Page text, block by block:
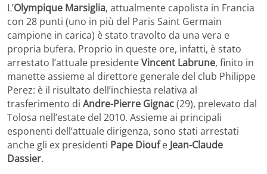
L’Olympique Marsiglia, attualmente capolista in Francia
con 28 punti (uno in più del Paris Saint Germain
campione in carica) è stato travolto da una vera e
propria bufera. Proprio in queste ore, infatti, è stato
arrestato l’attuale presidenteVincent Labrune, finito in
manette assieme al direttore generale del club Philippe
Perez: è il risultato dell’inchiesta relativa al
trasferimento di Andre-Pierre Gignac(29), prelevato dal
Tolosa nell’estate del 2010. Assieme ai principali
esponenti dell’attuale dirigenza, sono stati arrestati
anche gli ex presidenti Pape Dioufe Jean-Claude
Dassier.